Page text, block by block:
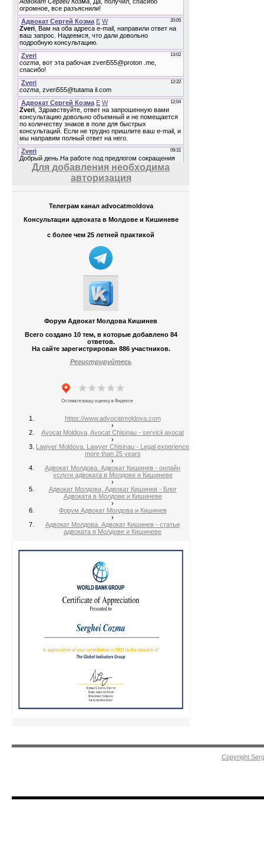
Для добавления необходима
авторизация
Телеграм канал advocatmoldova
Консультации адвоката в Молдове и Кишиневе
с более чем 25 летней практикой
Форум Адвокат Молдова Кишинев
Всего создано 10 тем, в которые добавлено 84
ответов.
На сайте зарегистрирован 886 участников.
Регистрируйтесь
https://www.advocatmoldova.com
›
Avocat Moldova, Avocat Chisinau - servicii avocat
›
Lawyer Moldova. Lawyer Chisinau - Legal experience
more than 25 years
›
Адвокат Молдова. Адвокат Кишинев - онлайн
услуги адвоката в Молдове и Кишиневе
›
Адвокат Молдова, Адвокат Кишинев - Блог
Адвоката в Молдове и Кишиневе
›
Форум Адвокат Молдова и Кишинев
›
Адвокат Молдова. Адвокат Кишинев - статьи
адвоката в Молдове и Кишиневе
Copyright